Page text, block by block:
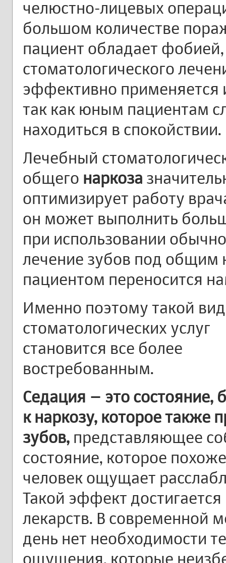
челюстно-лицевых
большом количестве
пациент обладает
стоматологического
эффективно применяется
так как юным пациентам
находиться в спокойствии.
Лечебный
общего наркоза
оптимизирует работу
он может выполнить
при использовании
лечение зубов под общим
пациентом переносится
Именно поэтому такой вид
стоматологических услуг
становится все более
востребованным.
Седация – это состояние,
к наркозу, которое также
зубов, представляющее
состояние, которое
человек ощущает
Такой эффект
лекарств. В современной
день нет необходимости
ощущения, которые